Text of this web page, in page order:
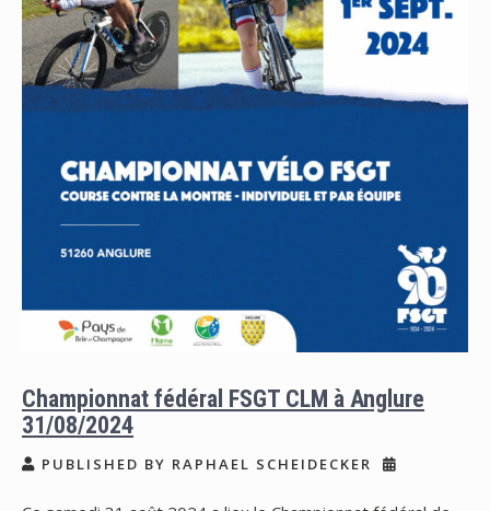
Championnat fédéral FSGT CLM à Anglure
31/08/2024
PUBLISHED BY RAPHAEL SCHEIDECKER